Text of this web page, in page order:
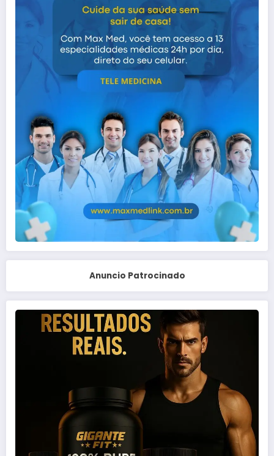
Anuncio Patrocinado